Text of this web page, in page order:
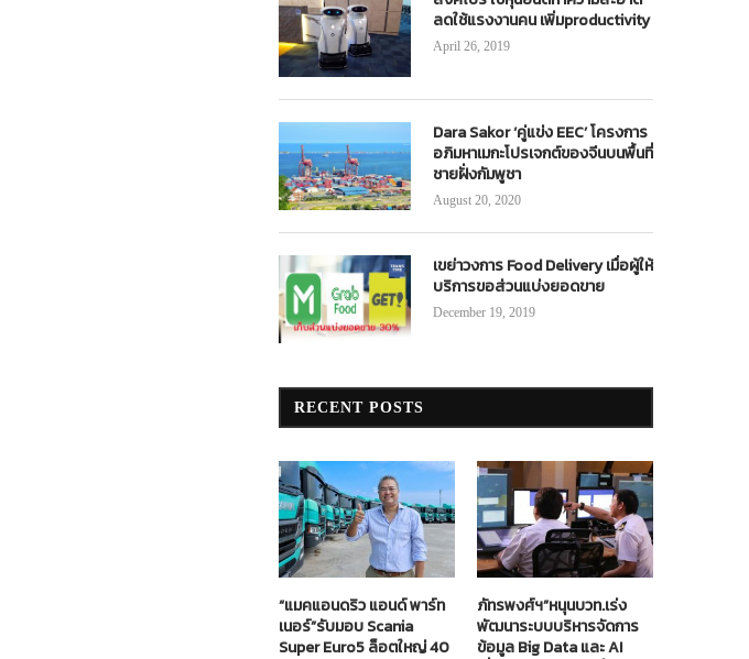
ลดใช้แรงงานคน เพิ่มproductivity
April 26, 2019
Dara Sakor ‘คู่แข่ง EEC’ โครงการ
อภิมหาเมกะโปรเจกต์ของจีนบนพื้นที่
ชายฝั่งกัมพูชา
August 20, 2020
เขย่าวงการ Food Delivery เมื่อผู้ให้
บริการขอส่วนแบ่งยอดขาย
December 19, 2019
RECENT POSTS
“แมคแอนดริว แอนด์ พาร์ท
เนอร์”รับมอบ Scania
Super Euro5 ล็อตใหญ่ 40
ภัทรพงศ์ฯ”หนุนบวท.เร่ง
พัฒนาระบบบริหารจัดการ
ข้อมูล Big Data และ AI